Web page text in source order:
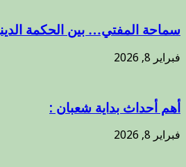
سماحة المفتي… بين الحكمة
فبراير 8, 2026
أهم أحداث بداية شعبان :
فبراير 8, 2026